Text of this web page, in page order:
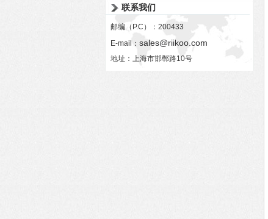
联系我们
邮编（P.C）：200433
E-mail： sales@riikoo.com
地址：上海市邯郸路10号